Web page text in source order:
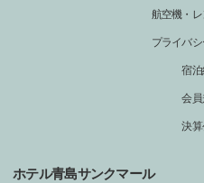
航空機・
プライバ
宿
会
決
ホテル青島サンクマール